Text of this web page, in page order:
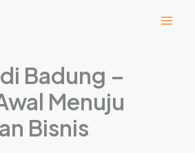
Badung –
Menuju
Bisnis